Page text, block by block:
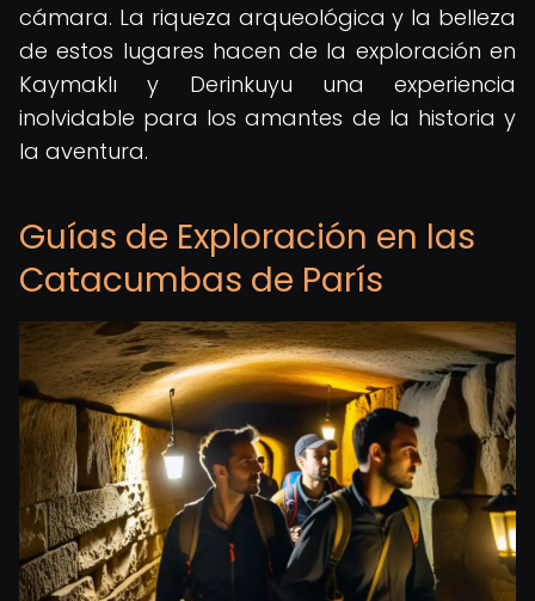
cámara. La riqueza arqueológica y la belleza
de estos lugares hacen de la exploración en
Kaymaklı y Derinkuyu una experiencia
inolvidable para los amantes de la historia y
la aventura.
Guías de Exploración en las
Catacumbas de París